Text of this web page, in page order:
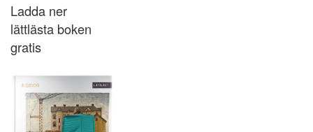
Ladda ner
lättlästa boken
gratis